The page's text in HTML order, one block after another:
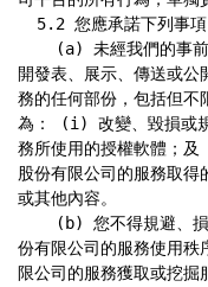
開發表、展示、傳送或公
務的任何部份，包括但不
為： (i) 改變、毀損或規
務所使用的授權軟體；
股份有限公司的服務取得
或其他內容。
份有限公司的服務使用秩
限公司的服務獲取或挖